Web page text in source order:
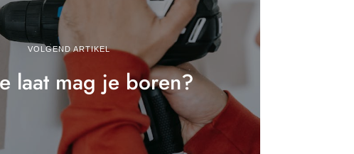
VOLGEND ARTIKEL
laat mag je boren?